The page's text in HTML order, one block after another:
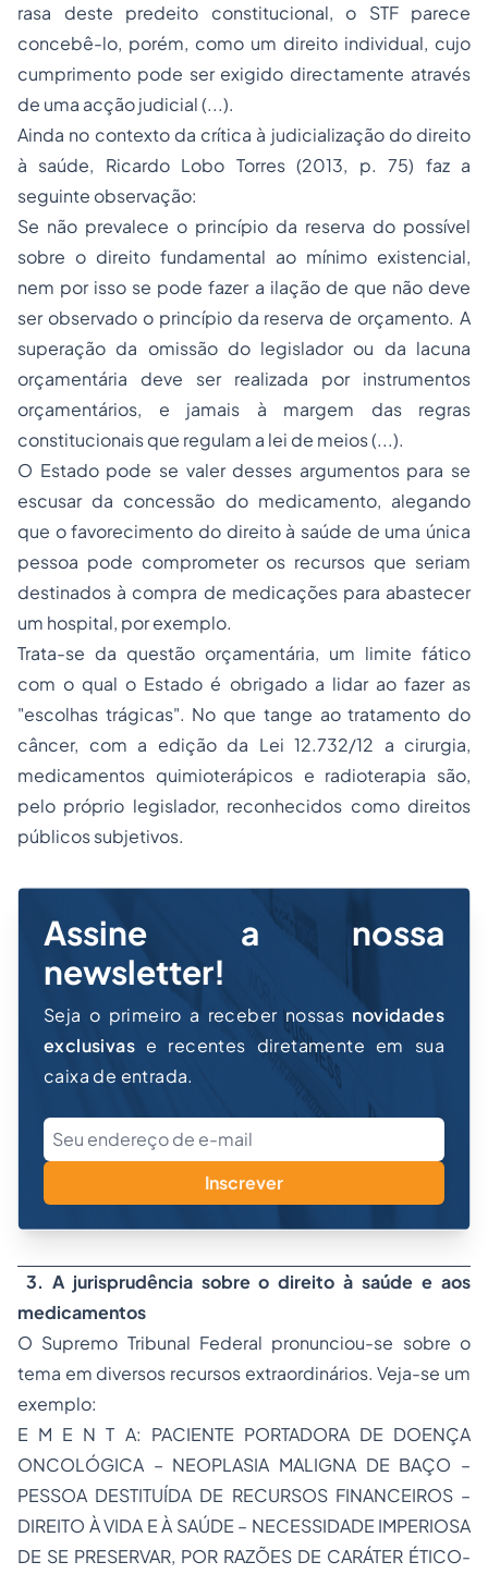
rasa deste predeito constitucional, o STF parece
concebê-lo, porém, como um direito individual, cujo
cumprimento pode ser exigido directamente através
de uma acção judicial (...).
Ainda no contexto da crítica à judicialização do direito
à saúde, Ricardo Lobo Torres (2013, p. 75) faz a
seguinte observação:
Se não prevalece o princípio da reserva do possível
sobre o direito fundamental ao mínimo existencial,
nem por isso se pode fazer a ilação de que não deve
ser observado o princípio da reserva de orçamento. A
superação da omissão do legislador ou da lacuna
orçamentária deve ser realizada por instrumentos
orçamentários, e jamais à margem das regras
constitucionais que regulam a lei de meios (...).
O Estado pode se valer desses argumentos para se
escusar da concessão do medicamento, alegando
que o favorecimento do direito à saúde de uma única
pessoa pode comprometer os recursos que seriam
destinados à compra de medicações para abastecer
um hospital, por exemplo.
Trata-se da questão orçamentária, um limite fático
com o qual o Estado é obrigado a lidar ao fazer as
"escolhas trágicas". No que tange ao tratamento do
câncer, com a edição da Lei 12.732/12 a cirurgia,
medicamentos quimioterápicos e radioterapia são,
pelo próprio legislador, reconhecidos como direitos
públicos subjetivos.
Assine a nossa
newsletter!
Seja o primeiro a receber nossas novidades
exclusivas e recentes diretamente em sua
caixa de entrada.
Inscrever
3. A jurisprudência sobre o direito à saúde e aos
medicamentos
O Supremo Tribunal Federal pronunciou-se sobre o
tema em diversos recursos extraordinários. Veja-se um
exemplo:
E M E N T A: PACIENTE PORTADORA DE DOENÇA
ONCOLÓGICA – NEOPLASIA MALIGNA DE BAÇO –
PESSOA DESTITUÍDA DE RECURSOS FINANCEIROS –
DIREITO À VIDA E À SAÚDE – NECESSIDADE IMPERIOSA
DE SE PRESERVAR, POR RAZÕES DE CARÁTER ÉTICO-